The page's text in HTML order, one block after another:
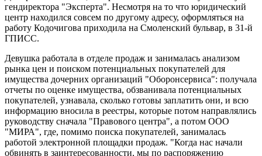
гендиректора "Эксперта". Несмотря на то что юридический
центр находился совсем по другому адресу, оформляться на
работу Кодочигова приходила на Смоленский бульвар, в 31-й
ГПИСС.
Девушка работала в отделе продаж и занималась анализом
рынка цен и поиском потенциальных покупателей для
имущества дочерних организаций "Оборонсервиса": получала
отчеты по оценке имущества, обзванивала потенциальных
покупателей, узнавала, сколько готовы заплатить они, и всю
информацию вносила в реестры, которые потом направлялись
руководству сначала "Правового центра", а потом ООО
"МИРА", где, помимо поиска покупателей, занималась
работой электронной площадки продаж. "Когда нас начали
обвинять в заинтересованности, мы по распоряжению